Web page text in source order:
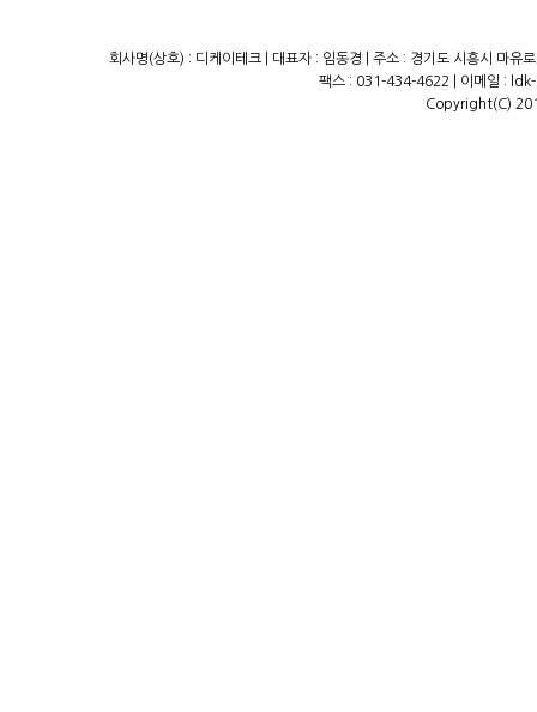
회사명(상호) : 디케이테크 | 대표자 : 임동경 | 주소 : 경기도 시흥시 마
팩스 : 031-434-4622 | 이메일 :
Copyright(C)